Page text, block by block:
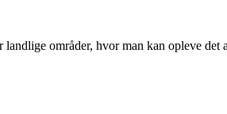
områder, hvor man kan opleve det